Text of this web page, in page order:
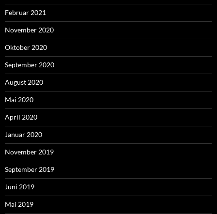
Februar 2021
November 2020
Oktober 2020
September 2020
August 2020
Mai 2020
April 2020
Januar 2020
November 2019
September 2019
Juni 2019
Mai 2019